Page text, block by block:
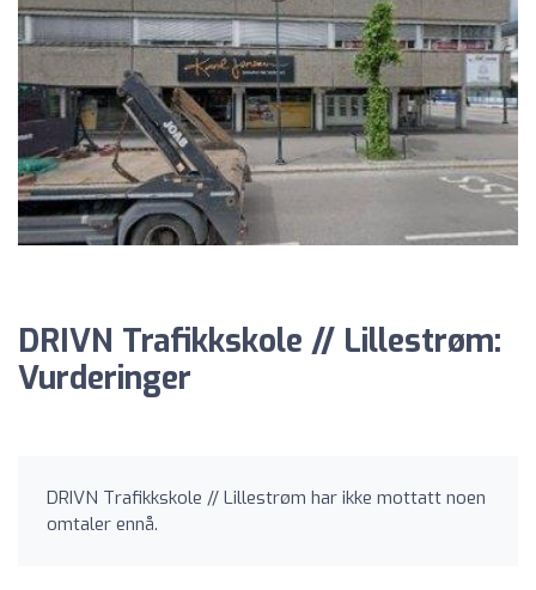
DRIVN Trafikkskole // Lillestrøm:
Vurderinger
DRIVN Trafikkskole // Lillestrøm har ikke mottatt noen
omtaler ennå.